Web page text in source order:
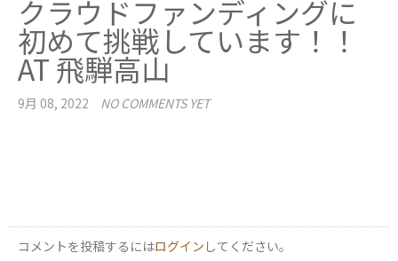
クラウドファンディングに
初めて挑戦しています！！
AT 飛騨高山
9月 08, 2022 NO COMMENTS YET
コメントを投稿するにはログイン してください。